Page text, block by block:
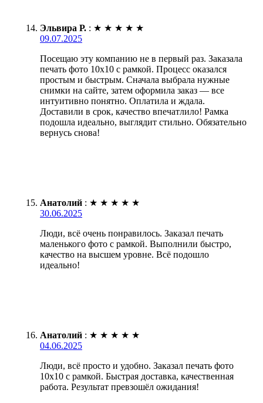
Эльвира Р. : ★ ★ ★ ★ ★
09.07.2025
Посещаю эту компанию не в первый раз. Заказала
печать фото 10х10 с рамкой. Процесс оказался
простым и быстрым. Сначала выбрала нужные
снимки на сайте, затем оформила заказ — все
интуитивно понятно. Оплатила и ждала.
Доставили в срок, качество впечатлило! Рамка
подошла идеально, выглядит стильно. Обязательно
вернусь снова!
Анатолий : ★ ★ ★ ★ ★
30.06.2025
Люди, всё очень понравилось. Заказал печать
маленького фото с рамкой. Выполнили быстро,
качество на высшем уровне. Всё подошло
идеально!
Анатолий : ★ ★ ★ ★ ★
04.06.2025
Люди, всё просто и удобно. Заказал печать фото
10х10 с рамкой. Быстрая доставка, качественная
работа. Результат превзошёл ожидания!